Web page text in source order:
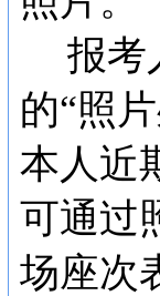
报考
的“照
本人近
可通过
场座次